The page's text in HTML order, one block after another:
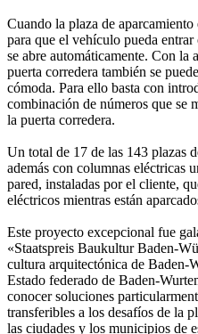
Cuando la plaza de
para que el vehículo pueda
se abre automáticamente. Con
puerta corredera también se
cómoda. Para ello basta con
combinación de números que se
la puerta corredera.
Un total de 17 de las 143 plazas
además con columnas eléctricas
pared, instaladas por el cliente,
eléctricos mientras están
Este proyecto excepcional fue
«Staatspreis Baukultur Baden-
cultura arquitectónica de Baden-
Estado federado de Baden-
conocer soluciones
transferibles a los desafíos de la
las ciudades y los municipios de